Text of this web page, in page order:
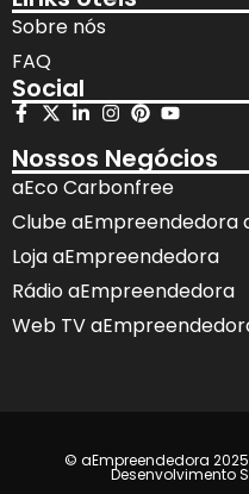
Sobre nós
FAQ
Social
Nossos Negócios
aEco Carbonfree
Clube aEmpreendedora
Loja aEmpreendedora
Rádio aEmpreendedora
Web TV
© aEmpreendedora
Desenvolvimento